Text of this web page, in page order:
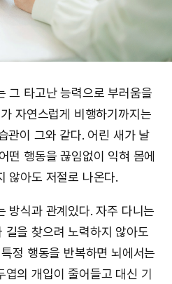
그 타고난 능력으로 부러움을
자연스럽게 비행하기까지는
관이 그와 같다. 어린 새가 날
떤 행동을 끊임없이 익혀 몸에
않아도 저절로 나온다.
방식과 관계있다. 자주 다니는
길을 찾으려 노력하지 않아도
정 행동을 반복하면 뇌에서는
엽의 개입이 줄어들고 대신 기